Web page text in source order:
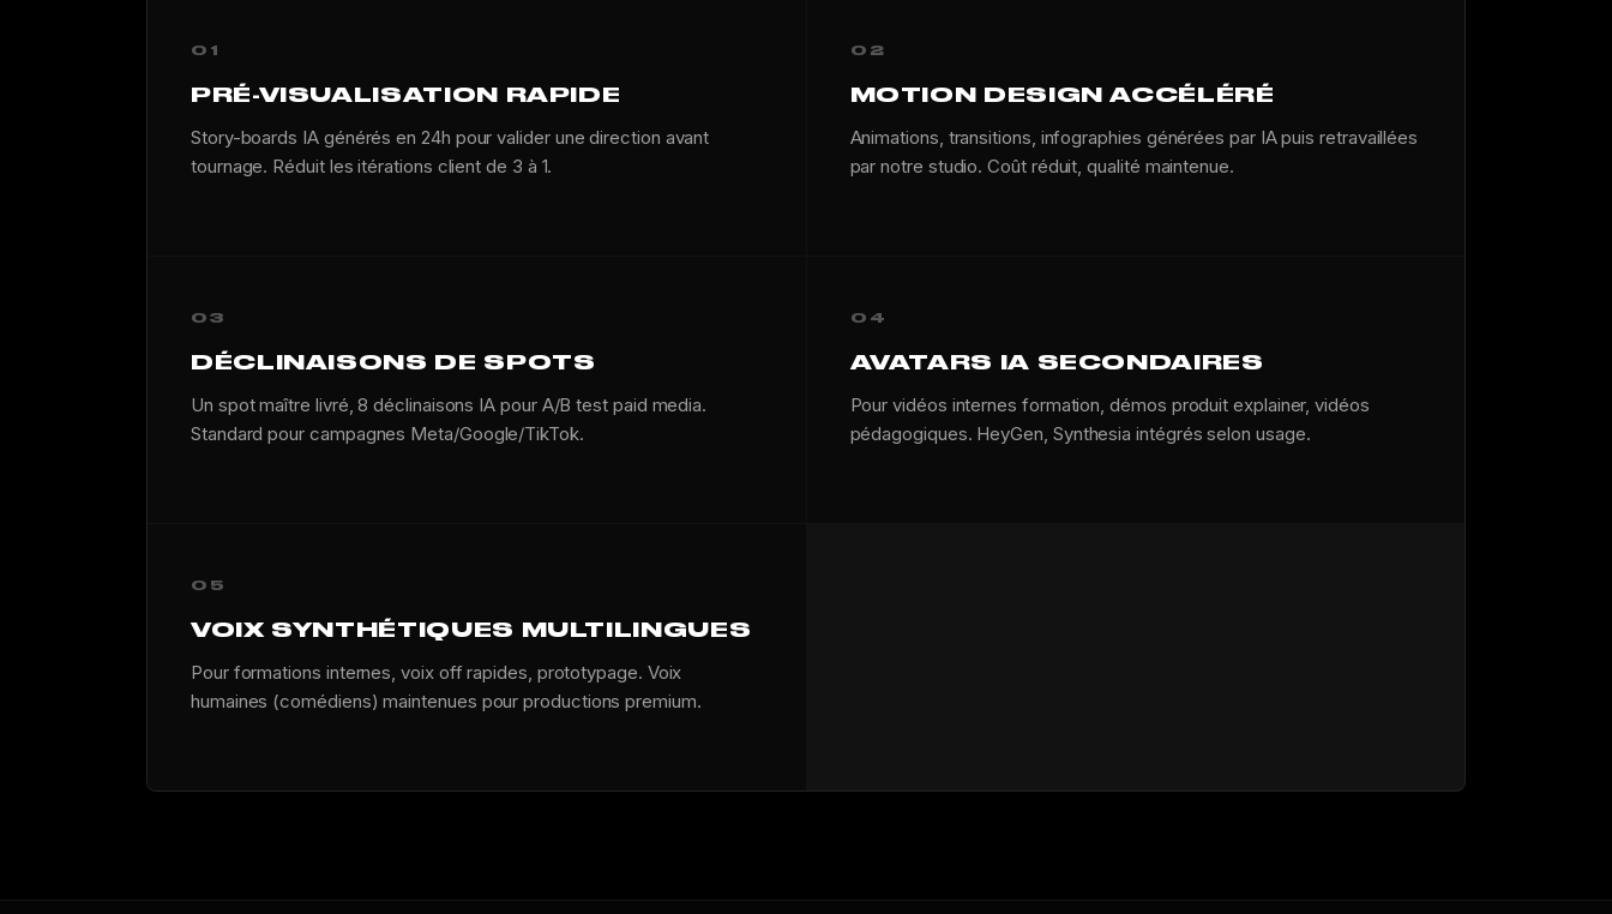
01
PRÉ-VISUALISATION RAPIDE
Story-boards IA générés en 24h pour valider une direction avant
tournage. Réduit les itérations client de 3 à 1.
02
MOTION DESIGN ACCÉLÉRÉ
Animations, transitions, infographies générées par IA puis retravaillées
par notre studio. Coût réduit, qualité maintenue.
03
DÉCLINAISONS DE SPOTS
Un spot maître livré, 8 déclinaisons IA pour A/B test paid media.
Standard pour campagnes Meta/Google/TikTok.
04
AVATARS IA SECONDAIRES
Pour vidéos internes formation, démos produit explainer, vidéos
pédagogiques. HeyGen, Synthesia intégrés selon usage.
05
VOIX SYNTHÉTIQUES MULTILINGUES
Pour formations internes, voix off rapides, prototypage. Voix
humaines (comédiens) maintenues pour productions premium.